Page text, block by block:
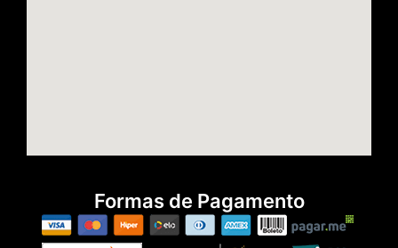
Formas de Pagamento